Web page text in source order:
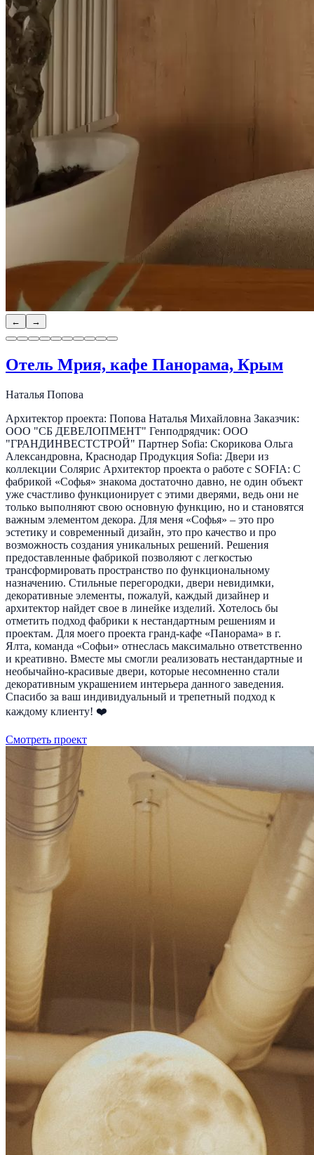
← →
Отель Мрия, кафе Панорама, Крым
Наталья Попова
Архитектор проекта: Попова Наталья Михайловна Заказчик:
ООО "СБ ДЕВЕЛОПМЕНТ" Генподрядчик: ООО
"ГРАНДИНВЕСТСТРОЙ" Партнер Sofia: Скорикова Ольга
Александровна, Краснодар Продукция Sofia: Двери из
коллекции Солярис Архитектор проекта о работе с SOFIA: С
фабрикой «Софья» знакома достаточно давно, не один объект
уже счастливо функционирует с этими дверями, ведь они не
только выполняют свою основную функцию, но и становятся
важным элементом декора. Для меня «Софья» – это про
эстетику и современный дизайн, это про качество и про
возможность создания уникальных решений. Решения
предоставленные фабрикой позволяют с легкостью
трансформировать пространство по функциональному
назначению. Стильные перегородки, двери невидимки,
декоративные элементы, пожалуй, каждый дизайнер и
архитектор найдет свое в линейке изделий. Хотелось бы
отметить подход фабрики к нестандартным решениям и
проектам. Для моего проекта гранд-кафе «Панорама» в г.
Ялта, команда «Софьи» отнеслась максимально ответственно
и креативно. Вместе мы смогли реализовать нестандартные и
необычайно-красивые двери, которые несомненно стали
декоративным украшением интерьера данного заведения.
Спасибо за ваш индивидуальный и трепетный подход к
каждому клиенту! ❤️
Смотреть проект